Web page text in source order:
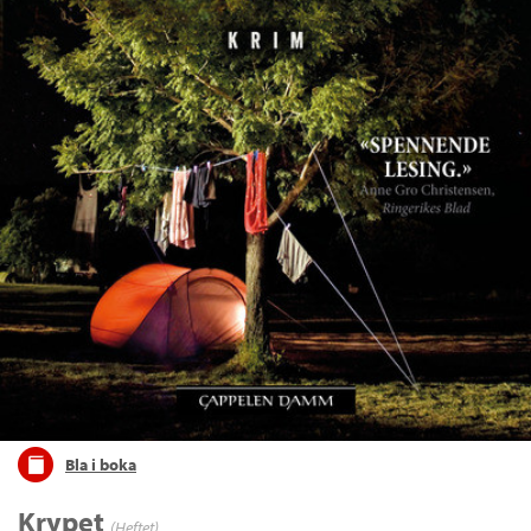
Bla i boka
Krypet